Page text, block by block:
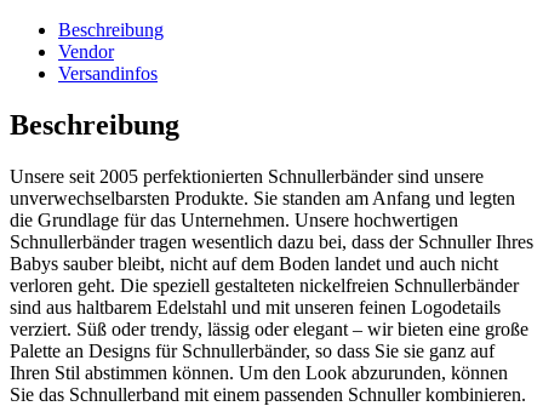
Beschreibung
Vendor
Versandinfos
Beschreibung
Unsere seit 2005 perfektionierten Schnullerbänder sind unsere
unverwechselbarsten Produkte. Sie standen am Anfang und legten
die Grundlage für das Unternehmen. Unsere hochwertigen
Schnullerbänder tragen wesentlich dazu bei, dass der Schnuller Ihres
Babys sauber bleibt, nicht auf dem Boden landet und auch nicht
verloren geht. Die speziell gestalteten nickelfreien Schnullerbänder
sind aus haltbarem Edelstahl und mit unseren feinen Logodetails
verziert. Süß oder trendy, lässig oder elegant – wir bieten eine große
Palette an Designs für Schnullerbänder, so dass Sie sie ganz auf
Ihren Stil abstimmen können. Um den Look abzurunden, können
Sie das Schnullerband mit einem passenden Schnuller kombinieren.